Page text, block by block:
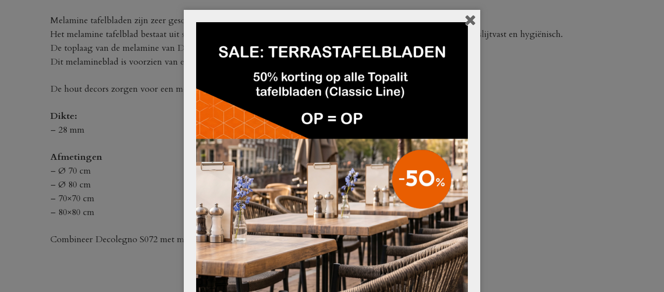
Melamine tafelbladen zijn zeer geschikt voor gebruik in de horeca.
Het melamine tafelblad bestaat uit spaanplaat met een kunststof toplaag. Hierdoor is het blad zeer sterk, kras- en slijtvast en hygiënisch.
De toplaag van de melamine van DecoLegno is dikker en daardoor duurzamer dan die van standaard melamine.
Dit melamineblad is voorzien van een messing of koperkleurige rand.
De hout decors zorgen voor een mooi industriële look.
Dikte:
– 28 mm
Afmetingen
– Ø 70 cm
– Ø 80 cm
– 70×70 cm
– 80×80 cm
Combineer Decolegno S072 met messing/koper randhiermet een van onze onderstellen